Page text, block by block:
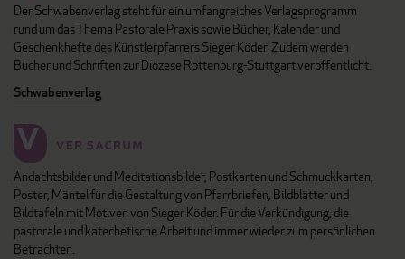
Der Schwabenverlag steht für ein umfangreiches Verlagsprogramm
rund um das Thema Pastorale Praxis sowie Bücher, Kalender und
Geschenkhefte des Künstlerpfarrers Sieger Köder. Zudem werden
Bücher und Schriften zur Diözese Rottenburg-Stuttgart veröffentlicht.
Schwabenverlag
Andachtsbilder und Meditationsbilder, Postkarten und Schmuckkarten,
Poster, Mäntel für die Gestaltung von Pfarrbriefen, Bildblätter und
Bildtafeln mit Motiven von Sieger Köder. Für die Verkündigung, die
pastorale und katechetische Arbeit und immer wieder zum persönlichen
Betrachten.